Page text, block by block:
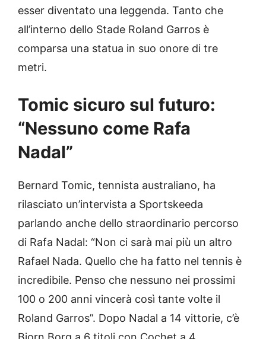
esser diventato una leggenda. Tanto che
all’interno dello Stade Roland Garros è
comparsa una statua in suo onore di tre
metri.
Tomic sicuro sul futuro:
“Nessuno come Rafa
Nadal”
Bernard Tomic, tennista australiano, ha
rilasciato un’intervista a Sportskeeda
parlando anche dello straordinario percorso
di Rafa Nadal: “Non ci sarà mai più un altro
Rafael Nada. Quello che ha fatto nel tennis è
incredibile. Penso che nessuno nei prossimi
100 o 200 anni vincerà così tante volte il
Roland Garros”. Dopo Nadal a 14 vittorie, c’è